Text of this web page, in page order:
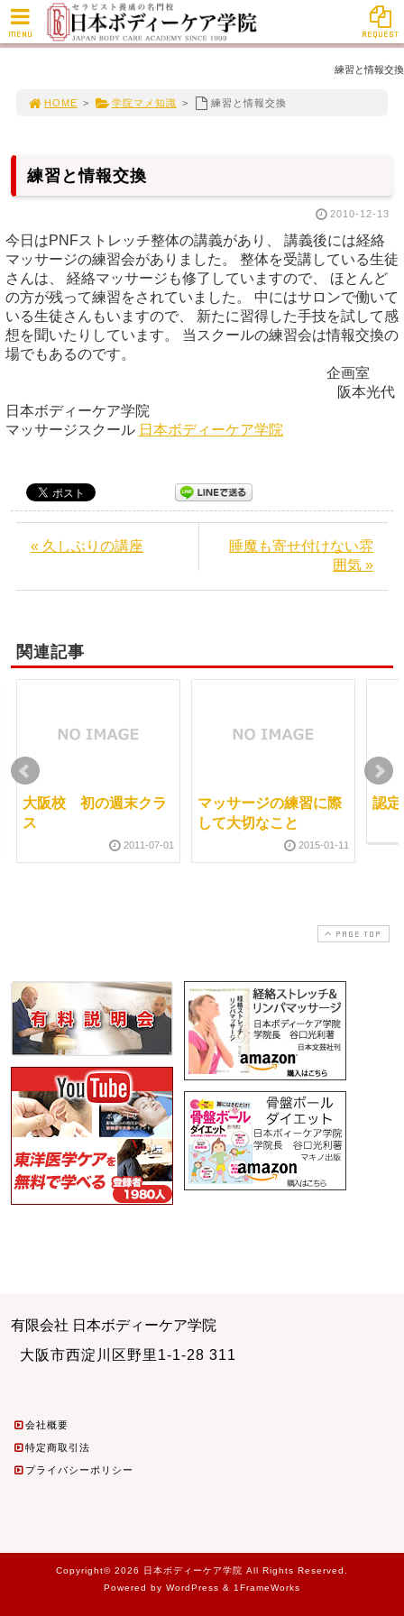
練習と情報交換
HOME > 学院マメ知識 > 練習と情報交換
練習と情報交換
2010-12-13
今日はPNFストレッチ整体の講義があり、 講義後には経絡
マッサージの練習会がありました。 整体を受講している生徒
さんは、 経絡マッサージも修了していますので、 ほとんど
の方が残って練習をされていました。 中にはサロンで働いて
いる生徒さんもいますので、 新たに習得した手技を試して感
想を聞いたりしています。 当スクールの練習会は情報交換の
場でもあるのです。
企画室
阪本光代
日本ボディーケア学院
マッサージスクール 日本ボディーケア学院
« 久しぶりの講座
睡魔も寄せ付けない雰
囲気 »
関連記事
大阪校 初の週末クラ
ス
2011-07-01
マッサージの練習に際
して大切なこと
2015-01-11
認
PAGE TOP
有限会社 日本ボディーケア学院
大阪市西淀川区野里1-1-28 311
会社概要
特定商取引法
プライバシーポリシー
Copyright© 2026 日本ボディーケア学院 All Rights Reserved.
Powered by WordPress & 1FrameWorks
MENU REQUEST